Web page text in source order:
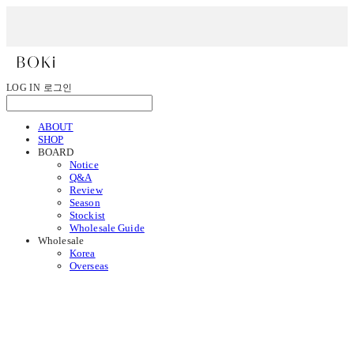
LOG IN 로그인
ABOUT
SHOP
BOARD
Notice
Q&A
Review
Season
Stockist
Wholesale Guide
Wholesale
Korea
Overseas